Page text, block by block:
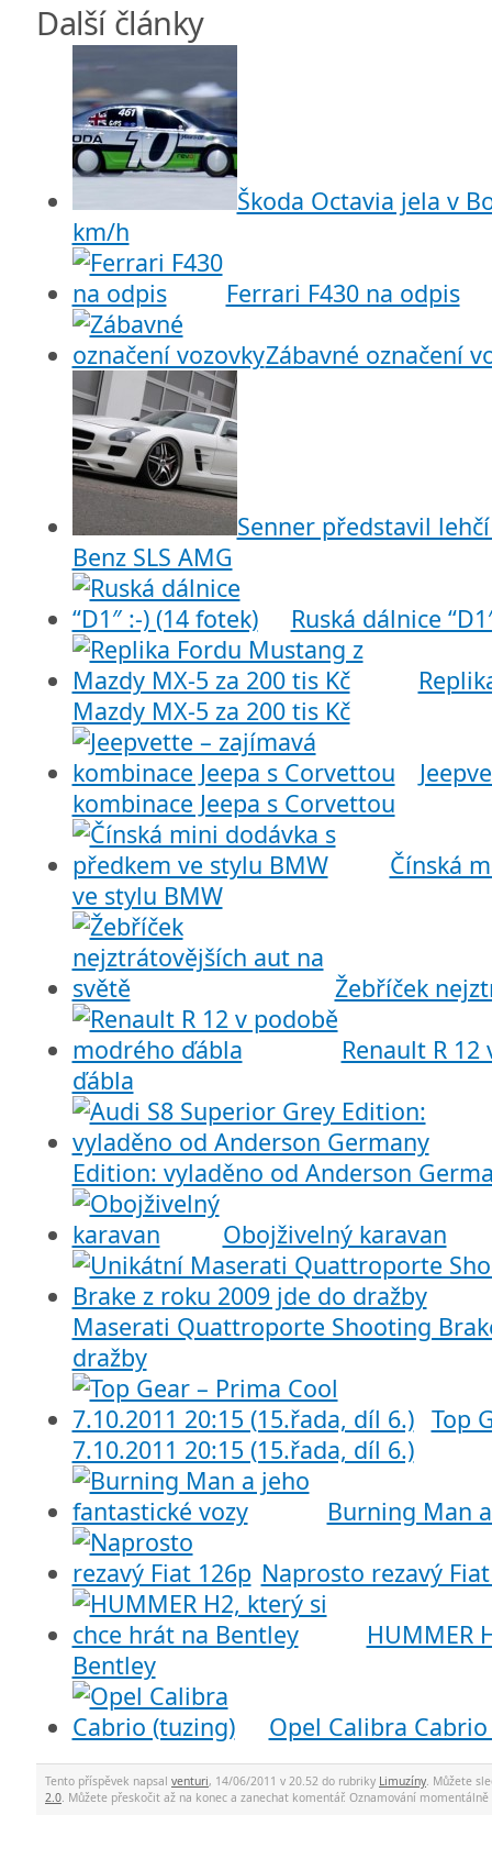
Další články
Škoda Octavia jela v
km/h
Ferrari F430 na odpis
Zábavné označení
Senner představil
Benz SLS AMG
Ruská dálnice
Mazdy MX-5 za 200 tis Kč
kombinace Jeepa s Corvettou
Čínská
ve stylu BMW
Žebříček
Renault R
ďábla
Edition: vyladěno od Anderson
Obojživelný karavan
Maserati Quattroporte Shooting
dražby
Top
7.10.2011 20:15 (15.řada, díl 6.)
Burning Man
Naprosto rezavý
HUMMER
Bentley
Opel Calibra
Tento příspěvek napsal venturi, 14/06/2011 v 20.52 do rubriky Limuzíny. Můžete
2.0. Můžete přeskočit až na konec a zanechat komentář. Oznamování